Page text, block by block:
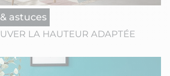
astuces
LA HAUTEUR ADAPTÉE